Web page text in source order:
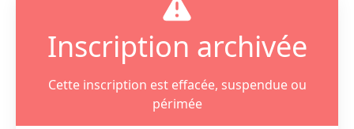
Inscription archivée
Cette inscription est effacée, suspendue ou
périmée